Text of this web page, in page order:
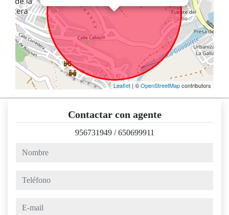
Leaflet | ©OpenStreetMapcontributors
Contactar con agente
956731949 /650699911
nombre
teléfono
e-mail